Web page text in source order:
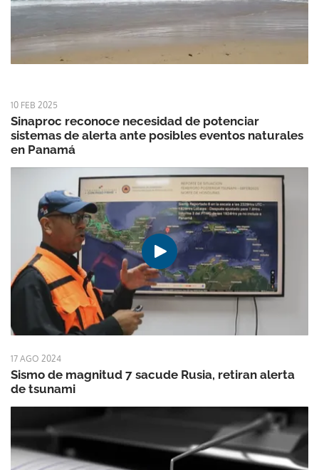
10 FEB 2025
Sinaproc reconoce necesidad de potenciar
sistemas de alerta ante posibles eventos naturales
en Panamá
17 AGO 2024
Sismo de magnitud 7 sacude Rusia, retiran alerta
de tsunami